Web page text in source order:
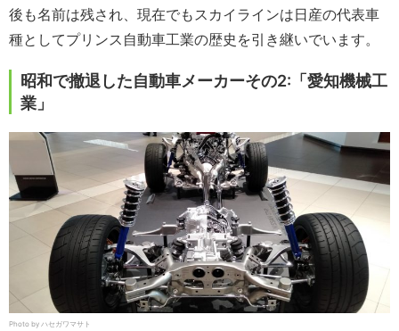
後も名前は残され、現在でもスカイラインは日産の代表車
種としてプリンス自動車工業の歴史を引き継いでいます。
昭和で撤退した自動車メーカーその2:「愛知機械工
業」
Photo by ハセガワマサト